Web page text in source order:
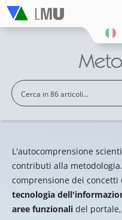
L'autocomprensione
contributi alla
comprensione dei concetti
tecnologia
aree funzionali del